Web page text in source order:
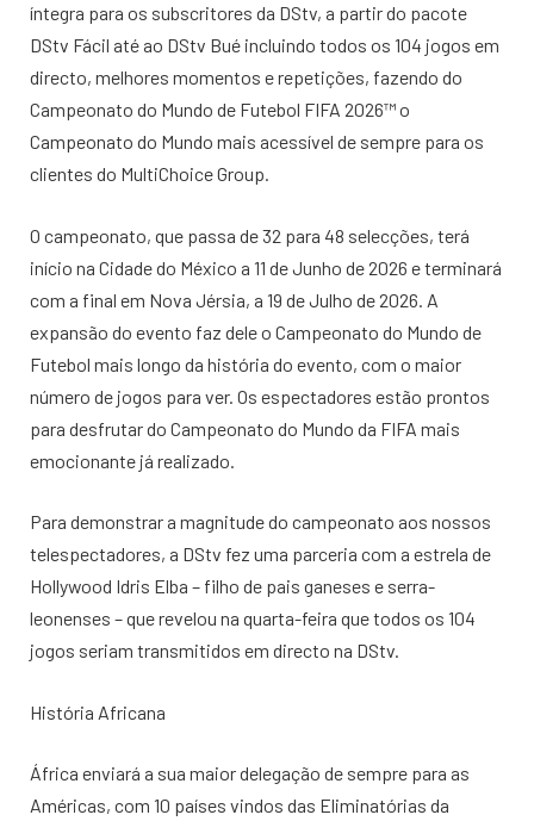
íntegra para os subscritores da DStv, a partir do pacote
DStv Fácil até ao DStv Bué incluindo todos os 104 jogos em
directo, melhores momentos e repetições, fazendo do
Campeonato do Mundo de Futebol FIFA 2026™️ o
Campeonato do Mundo mais acessível de sempre para os
clientes do MultiChoice Group.
O campeonato, que passa de 32 para 48 selecções, terá
início na Cidade do México a 11 de Junho de 2026 e terminará
com a final em Nova Jérsia, a 19 de Julho de 2026. A
expansão do evento faz dele o Campeonato do Mundo de
Futebol mais longo da história do evento, com o maior
número de jogos para ver. Os espectadores estão prontos
para desfrutar do Campeonato do Mundo da FIFA mais
emocionante já realizado.
Para demonstrar a magnitude do campeonato aos nossos
telespectadores, a DStv fez uma parceria com a estrela de
Hollywood Idris Elba – filho de pais ganeses e serra-
leonenses – que revelou na quarta-feira que todos os 104
jogos seriam transmitidos em directo na DStv.
História Africana
África enviará a sua maior delegação de sempre para as
Américas, com 10 países vindos das Eliminatórias da